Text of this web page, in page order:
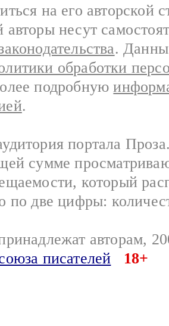
на его авторской
авторы несут
.
обработки
подробную
.
портала
сумме
который
по две цифры:
авторам,
писателей
18+